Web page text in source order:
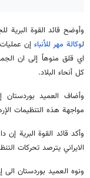
وأوضح قائد القوة البریة
لوكالة مهر للأنباء إن
اي قلق منوهاً إلى ان
كل أنحاء البلاد.
وأضاف العميد
مواجهة هذه التنظيمات
وأكد قائد القوة البرية
الايراني يترصد تحركات
ونوه العميد بوردستان